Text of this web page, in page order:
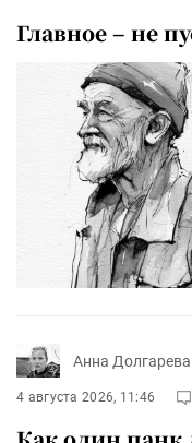
Главное – не
Анна Долгарева
4 августа 2026, 11:46